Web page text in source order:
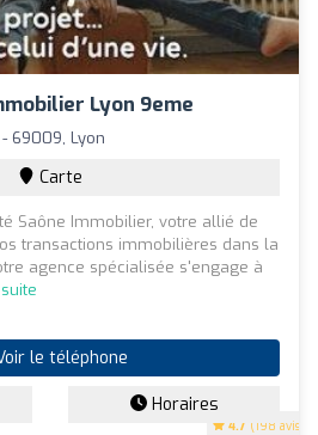
Lyon 9eme
4.7 (198 avis)
69009, Lyon
Carte
Saône Immobilier, votre allié de
transactions immobilières dans la
agence spécialisée s'engage à
le téléphone
Horaires